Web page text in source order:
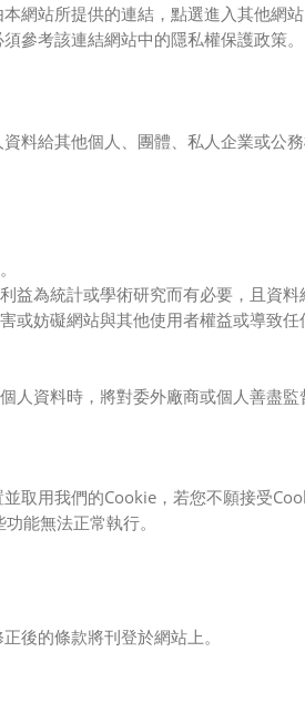
網站所提供的連結，點選進入其他網站
參考該連結網站中的隱私權保護政策。
料給其他個人、團體、私人企業或公
益為統計或學術研究而有必要，且資
或妨礙網站與其他使用者權益或導致
資料時，將對委外廠商或個人善盡監
取用我們的Cookie，若您不願接受
能無法正常執行。
後的條款將刊登於網站上。